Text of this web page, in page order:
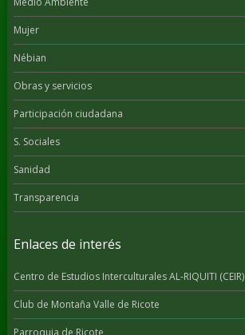
Mujer
Nébian
Obras y servicios
Participación ciudadana
S. Sociales
Sanidad
Transparencia
Enlaces de interés
Centro de Estudios Interculturales AL-RIQUITI (CEIR)
Club de Montaña Valle de Ricote
Parroquia de Ricote